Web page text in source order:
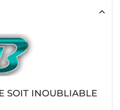
SOIT INOUBLIABLE